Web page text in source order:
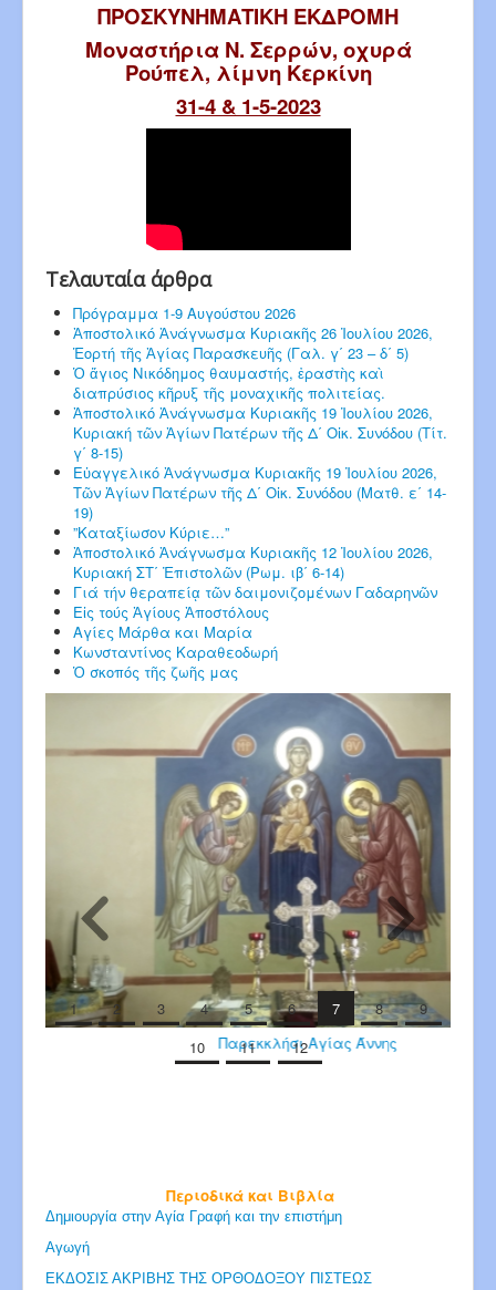
ΠΡΟΣΚΥΝΗΜΑΤΙΚΗ ΕΚΔΡΟΜΗ
Μοναστήρια Ν. Σερρών, οχυρά
Ρούπελ, λίμνη Κερκίνη
31-4 & 1-5-2023
Τελαυταία άρθρα
Πρόγραμμα 1-9 Αυγούστου 2026
Ἀποστολικό Ἀνάγνωσμα Κυριακῆς 26 Ἰουλίου 2026,
Ἑορτή τῆς Ἁγίας Παρασκευῆς (Γαλ. γ΄ 23 – δ΄ 5)
Ὁ ἅγιος Νικόδημος θαυμαστής, ἐραστὴς καὶ
διαπρύσιος κῆρυξ τῆς μοναχικῆς πολιτείας.
Ἀποστολικό Ἀνάγνωσμα Κυριακῆς 19 Ἰουλίου 2026,
Κυριακή τῶν Ἁγίων Πατέρων τῆς Δ΄ Οἰκ. Συνόδου (Τίτ.
γ΄ 8-15)
Εὐαγγελικό Ἀνάγνωσμα Κυριακῆς 19 Ἰουλίου 2026,
Τῶν Ἁγίων Πατέρων τῆς Δ΄ Οἰκ. Συνόδου (Ματθ. ε΄ 14-
19)
”Καταξίωσον Κύριε…”
Ἀποστολικό Ἀνάγνωσμα Κυριακῆς 12 Ἰουλίου 2026,
Κυριακή ΣΤ΄ Ἐπιστολῶν (Ρωμ. ιβ΄ 6-14)
Γιά τήν θεραπείᾳ τῶν δαιμονιζομένων Γαδαρηνῶν
Εἰς τούς Ἁγίους Ἀποστόλους
Αγίες Μάρθα και Μαρία
Κωνσταντίνος Καραθεοδωρή
Ὁ σκοπός τῆς ζωῆς μας
1 2 3 4 5 6 7 8
9
10
11 12
Παρεκκλήσι Αγίας Άννης
Περιοδικά και Βιβλία
Δημιουργία στην Αγία Γραφή και την επιστήμη
Αγωγή
ΕΚΔΟΣΙΣ ΑΚΡΙΒΗΣ ΤΗΣ ΟΡΘΟΔΟΞΟΥ ΠΙΣΤΕΩΣ